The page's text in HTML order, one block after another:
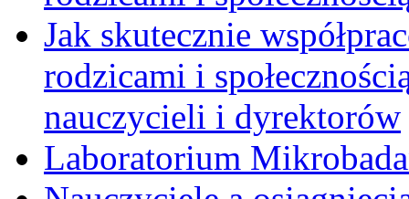
Jak skutecznie
rodzicami i
nauczycieli i dyrektorów
Laboratorium